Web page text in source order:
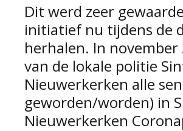
Dit werd zeer
initiatief nu tijdens de
herhalen. In
van de lokale politie
Nieuwerkerken alle
geworden/worden) in
Nieuwerkerken